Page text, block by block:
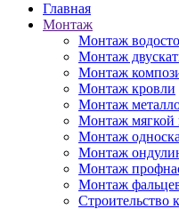
Главная
Монтаж
Монтаж
Монтаж
Монтаж
Монтаж кровли
Монтаж
Монтаж мягкой
Монтаж
Монтаж
Монтаж
Монтаж
Строительство